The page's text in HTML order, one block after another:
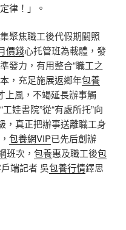
律！」。
聚焦職工後代假期關照
價錢心托管班為載體，發
發力，有用整合“職工之
，充足施展返鄉年包養
上風，不竭延長辦事觸
“工娃書院”從“有處所托”向
，真正把辦事送離職工身
包養網VIP已先后創辦
班次， 包養惠及職工後包
端記者 吳包養行情鐸思